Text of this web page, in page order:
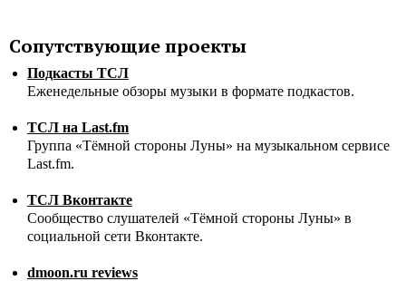
Сопутствующие проекты
Подкасты ТСЛ
Еженедельные обзоры музыки в формате подкастов.
ТСЛ на Last.fm
Группа «Тёмной стороны Луны» на музыкальном сервисе
Last.fm.
ТСЛ Вконтакте
Сообщество слушателей «Тёмной стороны Луны» в
социальной сети Вконтакте.
dmoon.ru reviews